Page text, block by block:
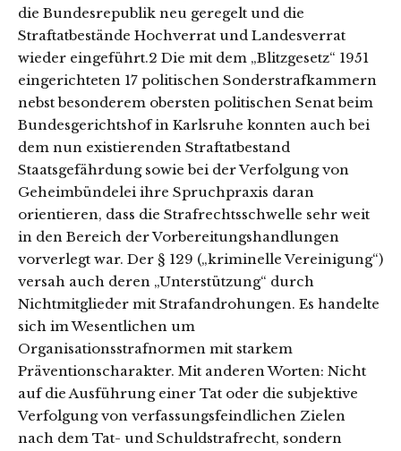
die Bundesrepublik neu geregelt und die
Straftatbestände Hochverrat und Landesverrat
wieder eingeführt.2 Die mit dem „Blitzgesetz“ 1951
eingerichteten 17 politischen Sonderstrafkammern
nebst besonderem obersten politischen Senat beim
Bundesgerichtshof in Karlsruhe konnten auch bei
dem nun existierenden Straftatbestand
Staatsgefährdung sowie bei der Verfolgung von
Geheimbündelei ihre Spruchpraxis daran
orientieren, dass die Strafrechtsschwelle sehr weit
in den Bereich der Vorbereitungshandlungen
vorverlegt war. Der § 129 („kriminelle Vereinigung“)
versah auch deren „Unterstützung“ durch
Nichtmitglieder mit Strafandrohungen. Es handelte
sich im Wesentlichen um
Organisationsstrafnormen mit starkem
Präventionscharakter. Mit anderen Worten: Nicht
auf die Ausführung einer Tat oder die subjektive
Verfolgung von verfassungsfeindlichen Zielen
nach dem Tat- und Schuldstrafrecht, sondern